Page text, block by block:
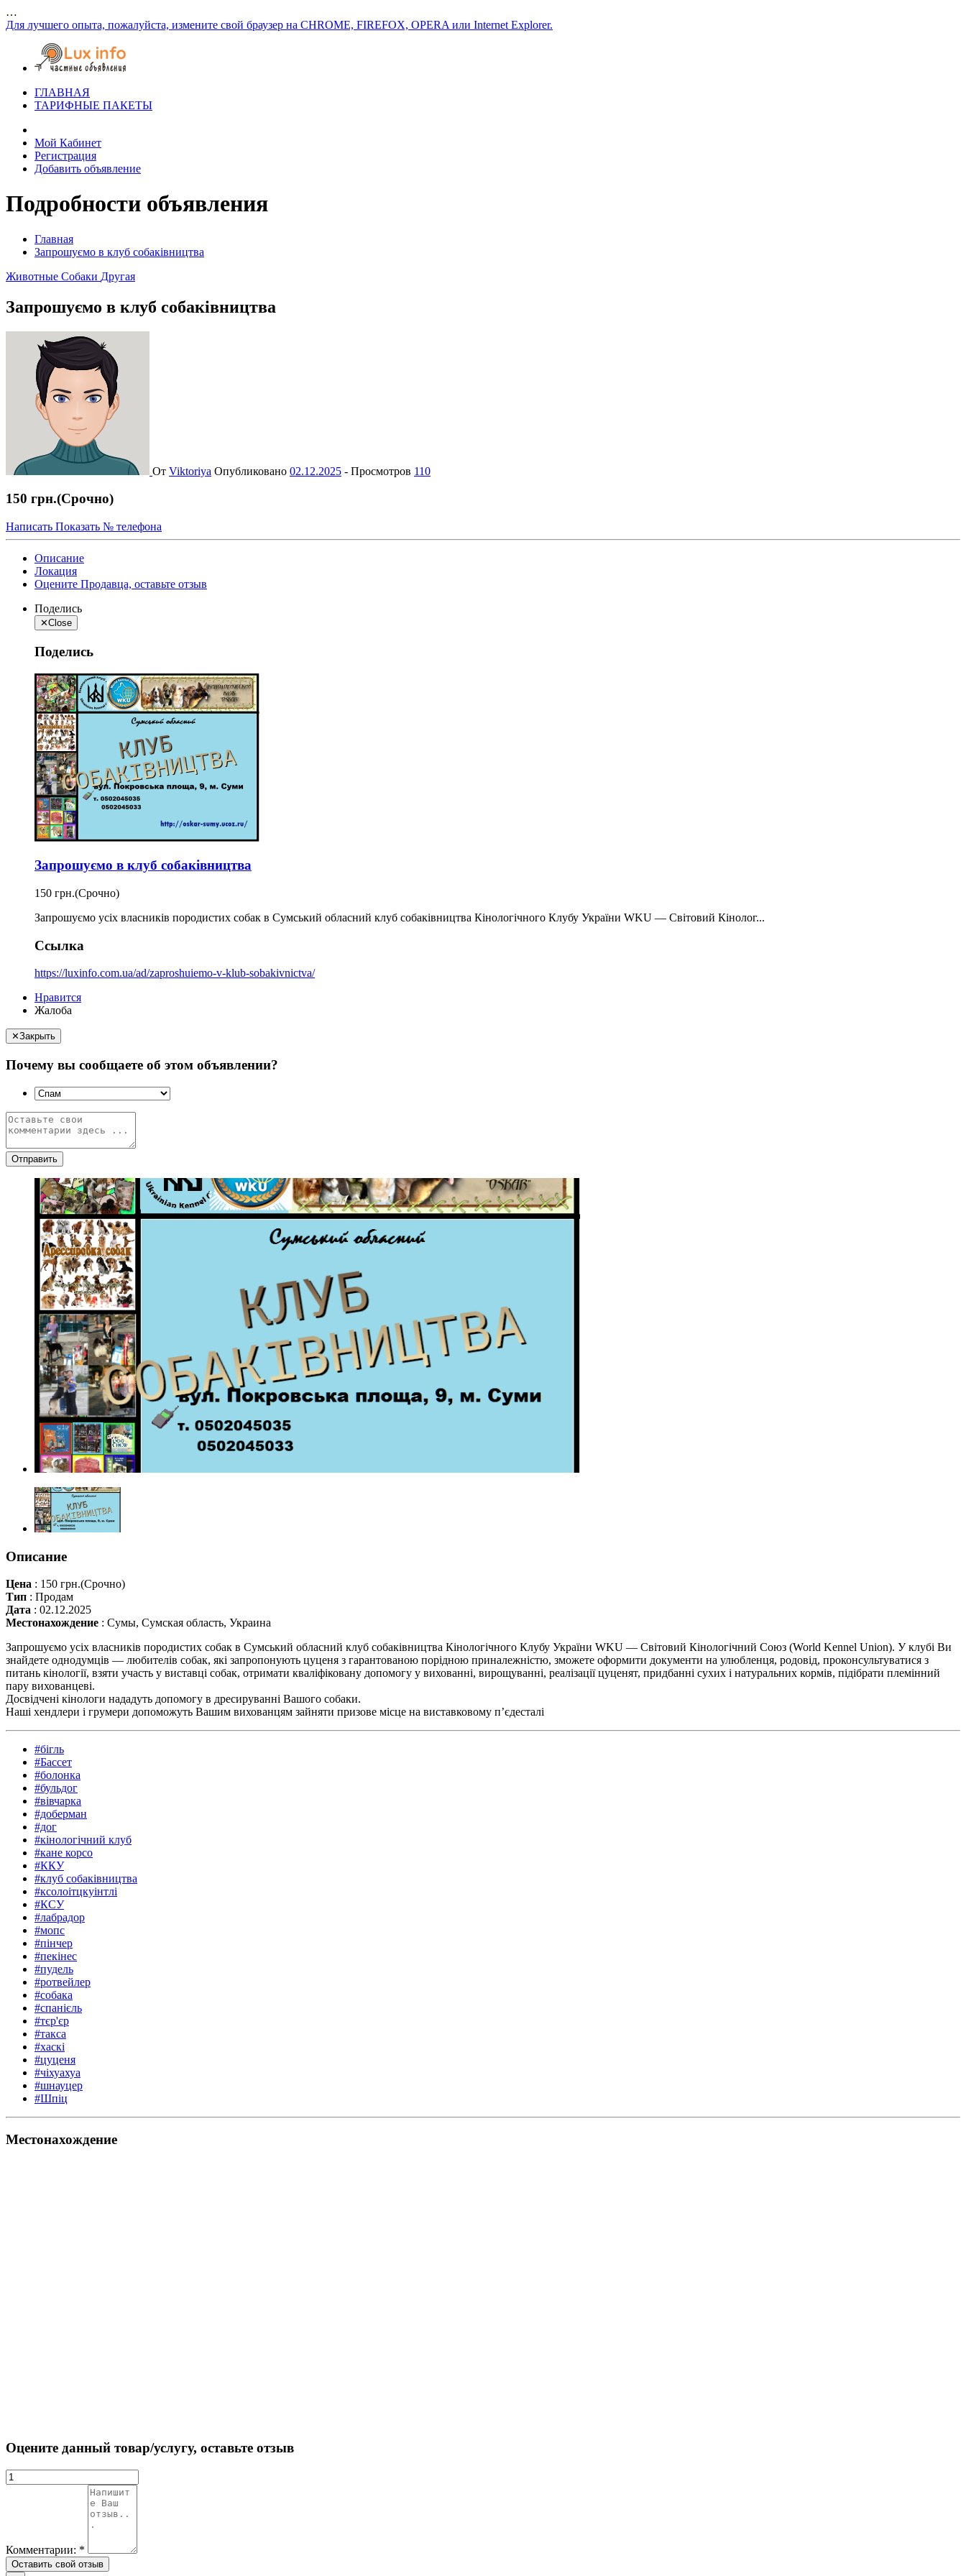
…
Для лучшего опыта, пожалуйста, измените свой браузер на CHROME, FIREFOX, OPERA или Internet Explorer.
ГЛАВНАЯ
ТАРИФНЫЕ ПАКЕТЫ
Мой Кабинет
Регистрация
Добавить объявление
Подробности объявления
Главная
Запрошуємо в клуб собаківництва
Животные Собаки Другая
Запрошуємо в клуб собаківництва
От Viktoriya Опубликовано 02.12.2025 - Просмотров 110
150 грн.(Срочно)
Написать Показать № телефона
Описание
Локация
Оцените Продавца, оставьте отзыв
Поделись
✕Close
Поделись
Запрошуємо в клуб собаківництва
150 грн.(Срочно)
Запрошуємо усіх власників породистих собак в Сумський обласний клуб собаківництва Кінологічного Клубу України WKU — Світовий Кінолог...
Ссылка
https://luxinfo.com.ua/ad/zaproshuiemo-v-klub-sobakivnictva/
Нравится
Жалоба
✕Закрыть
Почему вы сообщаете об этом объявлении?
Отправить
Описание
Цена : 150 грн.(Срочно)
Тип : Продам
Дата : 02.12.2025
Местонахождение : Сумы, Сумская область, Украина
Запрошуємо усіх власників породистих собак в Сумський обласний клуб собаківництва Кінологічного Клубу України WKU — Світовий Кінологічний Союз (World Kennel Union). У клубі Ви
знайдете однодумців — любителів собак, які запропонують цуценя з гарантованою порідною приналежністю, зможете оформити документи на улюбленця, родовід, проконсультуватися з
питань кінології, взяти участь у виставці собак, отримати кваліфіковану допомогу у вихованні, вирощуванні, реалізації цуценят, придбанні сухих і натуральних кормів, підібрати племінний
пару вихованцеві.
Досвідчені кінологи нададуть допомогу в дресируванні Вашого собаки.
Наші хендлери і грумери допоможуть Вашим вихованцям зайняти призове місце на виставковому п’єдесталі
#бігль
#Бассет
#болонка
#бульдог
#вівчарка
#доберман
#дог
#кінологічний клуб
#кане корсо
#ККУ
#клуб собаківництва
#ксолоітцкуінтлі
#КСУ
#лабрадор
#мопс
#пінчер
#пекінес
#пудель
#ротвейлер
#собака
#спанієль
#тєр'єр
#такса
#хаскі
#цуценя
#чіхуахуа
#шнауцер
#Шпіц
Местонахождение
Оцените данный товар/услугу, оставьте отзыв
Комментарии: *